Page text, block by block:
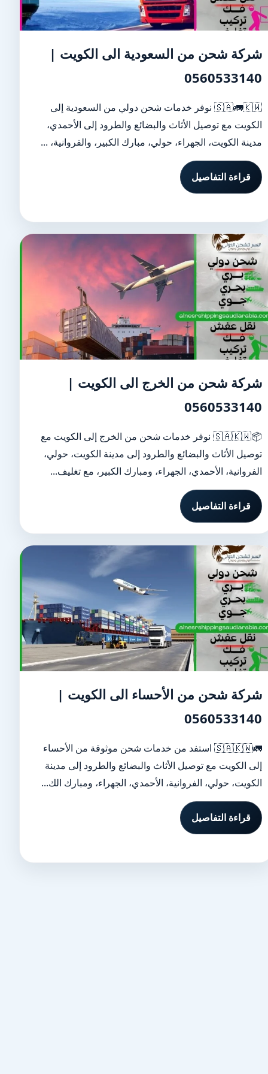
شركة شحن من السعودية الى الكويت |
0560533140
🇸🇦🚛🇰🇼 نوفر خدمات شحن دولي من السعودية إلى
الكويت مع توصيل الأثاث والبضائع والطرود إلى الأحمدي،
مدينة الكويت، الجهراء، حولي، مبارك الكبير، والفروانية، ...
قراءة التفاصيل
شركة شحن من الخرج الى الكويت |
0560533140
📦🇸🇦🇰🇼 نوفر خدمات شحن من الخرج إلى الكويت مع
توصيل الأثاث والبضائع والطرود إلى مدينة الكويت، حولي،
الفروانية، الأحمدي، الجهراء، ومبارك الكبير، مع تغليف...
قراءة التفاصيل
شركة شحن من الأحساء الى الكويت |
0560533140
🚛🇸🇦🇰🇼 استفد من خدمات شحن موثوقة من الأحساء
إلى الكويت مع توصيل الأثاث والبضائع والطرود إلى مدينة
الكويت، حولي، الفروانية، الأحمدي، الجهراء، ومبارك الك...
قراءة التفاصيل